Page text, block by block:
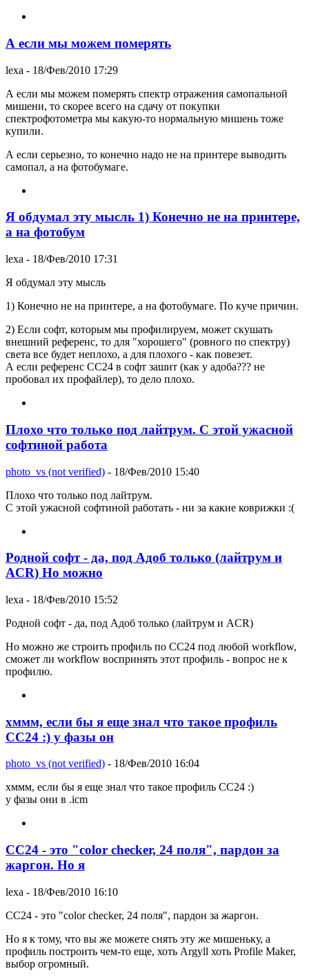
А если мы можем померять
lexa - 18/Фев/2010 17:29
А если мы можем померять спектр отражения самопальной
мишени, то скорее всего на сдачу от покупки
спектрофотометра мы какую-то нормальную мишень тоже
купили.
А если серьезно, то конечно надо не на принтере выводить
самопал, а на фотобумаге.
Я обдумал эту мысль 1) Конечно не на принтере,
а на фотобум
lexa - 18/Фев/2010 17:31
Я обдумал эту мысль
1) Конечно не на принтере, а на фотобумаге. По куче причин.
2) Если софт, которым мы профилируем, может скушать
внешний референс, то для "хорошего" (ровного по спектру)
света все будет неплохо, а для плохого - как повезет.
А если референс CC24 в софт зашит (как у адоба??? не
пробовал их профайлер), то дело плохо.
Плохо что только под лайтрум. С этой ужасной
софтиной работа
photo_vs (not verified) - 18/Фев/2010 15:40
Плохо что только под лайтрум.
С этой ужасной софтиной работать - ни за какие коврижки :(
Родной софт - да, под Адоб только (лайтрум и
ACR) Но можно
lexa - 18/Фев/2010 15:52
Родной софт - да, под Адоб только (лайтрум и ACR)
Но можно же строить профиль по CC24 под любой workflow,
сможет ли workflow воспринять этот профиль - вопрос не к
профилю.
хммм, если бы я еще знал что такое профиль
СС24 :) у фазы он
photo_vs (not verified) - 18/Фев/2010 16:04
хммм, если бы я еще знал что такое профиль СС24 :)
у фазы они в .icm
СС24 - это "color checker, 24 поля", пардон за
жаргон. Но я
lexa - 18/Фев/2010 16:10
СС24 - это "color checker, 24 поля", пардон за жаргон.
Но я к тому, что вы же можете снять эту же мишеньку, а
профиль построить чем-то еще, хоть Argyll хоть Profile Maker,
выбор огромный.